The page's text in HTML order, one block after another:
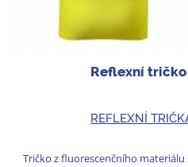
Reflexní
REFLEXNÍ
Tričko z fluorescenčního